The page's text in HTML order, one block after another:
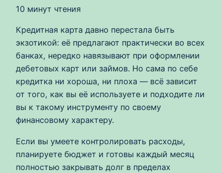
10 минут чтения
Кредитная карта давно перестала быть
экзотикой: её предлагают практически во всех
банках, нередко навязывают при оформлении
дебетовых карт или займов. Но сама по себе
кредитка ни хороша, ни плоха — всё зависит
от того, как вы её используете и подходите ли
вы к такому инструменту по своему
финансовому характеру.
Если вы умеете контролировать расходы,
планируете бюджет и готовы каждый месяц
полностью закрывать долг в пределах